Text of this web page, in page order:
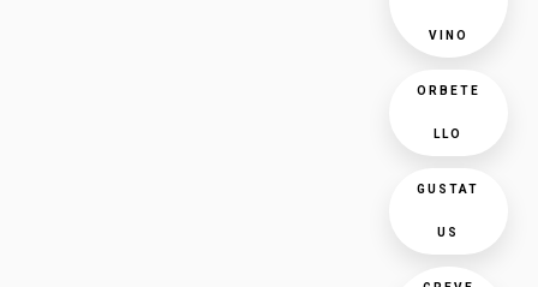
VINO
ORBETE
LLO
GUSTAT
US